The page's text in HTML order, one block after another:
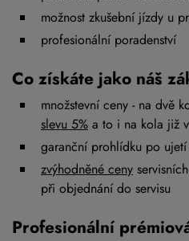
možnost zkušební jízdy u
profesionální poradenství
Co získáte jako náš
množstevní ceny - na dvě
slevu 5% a to i na kola již
garanční prohlídku po
zvýhodněné ceny
při objednání do servisu
Profesionální